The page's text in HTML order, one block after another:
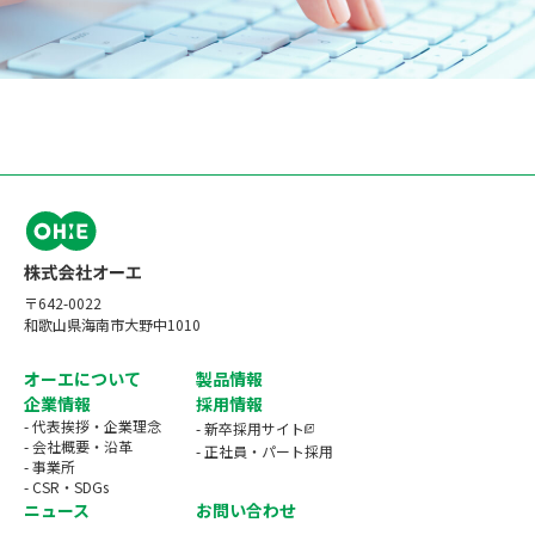
〒642-0022
和歌山県海南市大野中1010
オーエについて
製品情報
企業情報
- 代表挨拶・企業理念
- 会社概要・沿革
- 事業所
- CSR・SDGs
採用情報
- 新卒採用サイト
- 正社員・パート採用
ニュース お問い合わせ